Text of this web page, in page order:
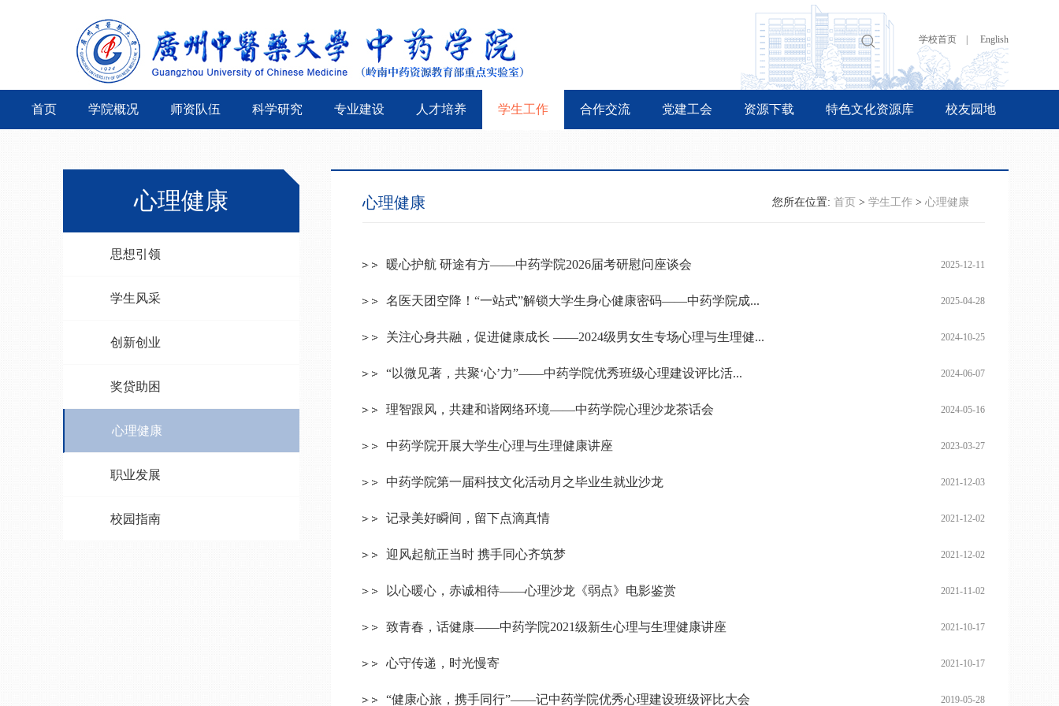
学校首页 | English
首页 学院概况 师资队伍 科学研究 专业建设 人才培养 学生工作 合作交流 党建工会 资源下载 特色文化资源库 校友园地
心理健康
思想引领
学生风采
创新创业
奖贷助困
心理健康
职业发展
校园指南
心理健康 您所在位置: 首页 > 学生工作 > 心理健康
暖心护航 研途有方——中药学院2026届考研慰问座谈会 2025-12-11
名医天团空降！“一站式”解锁大学生身心健康密码——中药学院成... 2025-04-28
关注心身共融，促进健康成长 ——2024级男女生专场心理与生理健... 2024-10-25
“以微见著，共聚‘心’力”——中药学院优秀班级心理建设评比活... 2024-06-07
理智跟风，共建和谐网络环境——中药学院心理沙龙茶话会 2024-05-16
中药学院开展大学生心理与生理健康讲座 2023-03-27
中药学院第一届科技文化活动月之毕业生就业沙龙 2021-12-03
记录美好瞬间，留下点滴真情 2021-12-02
迎风起航正当时 携手同心齐筑梦 2021-12-02
以心暖心，赤诚相待——心理沙龙《弱点》电影鉴赏 2021-11-02
致青春，话健康——中药学院2021级新生心理与生理健康讲座 2021-10-17
心守传递，时光慢寄 2021-10-17
“健康心旅，携手同行”——记中药学院优秀心理建设班级评比大会 2019-05-28